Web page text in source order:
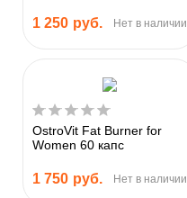
1 250 руб. Нет в наличии
OstroVit Fat Вurner for
Women 60 капс
1 750 руб. Нет в наличии